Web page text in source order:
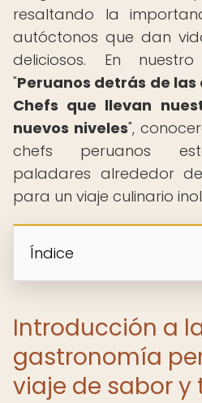
resaltando la
autóctonos que dan
deliciosos. En
"Peruanos detrás de
Chefs que llevan
nuevos niveles",
chefs peruanos
paladares alrededor
para un viaje culinario
Índice
Introducción a
gastronomía
viaje de sabor y